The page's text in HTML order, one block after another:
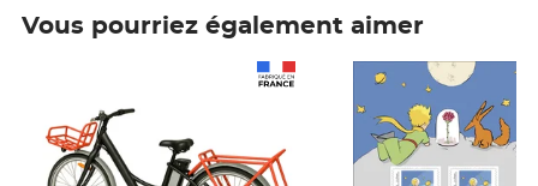
Vous pourriez également aimer
Prix 6,25€ HT